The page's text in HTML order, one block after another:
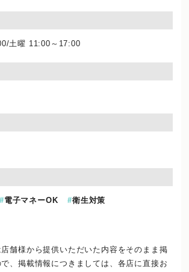
土曜 11:00～17:00
電子マネーOK 衛生対策
舗様から提供いただいた内容をそのまま掲
、掲載情報につきましては、各店に直接お